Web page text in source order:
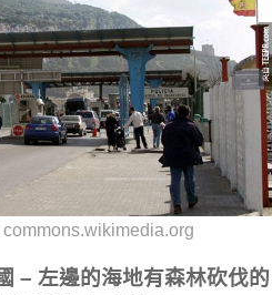
– 左邊的海地有森林砍伐的